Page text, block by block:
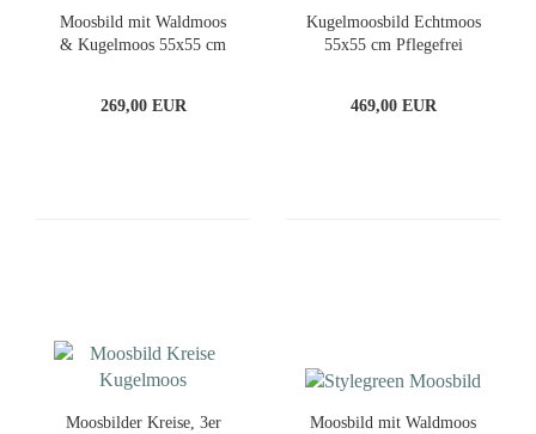
Moosbild mit Waldmoos
& Kugelmoos 55x55 cm
269,00 EUR
Kugelmoosbild Echtmoos
55x55 cm Pflegefrei
469,00 EUR
Moosbilder Kreise, 3er
Moosbild mit Waldmoos